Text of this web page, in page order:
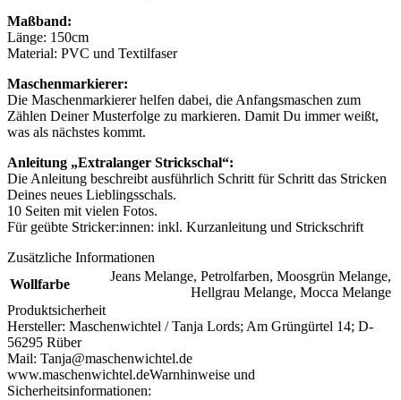
Maßband:
Länge: 150cm
Material: PVC und Textilfaser
Maschenmarkierer:
Die Maschenmarkierer helfen dabei, die Anfangsmaschen zum
Zählen Deiner Musterfolge zu markieren. Damit Du immer weißt,
was als nächstes kommt.
Anleitung „Extralanger Strickschal“:
Die Anleitung beschreibt ausführlich Schritt für Schritt das Stricken
Deines neues Lieblingsschals.
10 Seiten mit vielen Fotos.
Für geübte Stricker:innen: inkl. Kurzanleitung und Strickschrift
Zusätzliche Informationen
Wollfarbe
Jeans Melange, Petrolfarben, Moosgrün Melange,
Hellgrau Melange, Mocca Melange
Produktsicherheit
Hersteller: Maschenwichtel / Tanja Lords; Am Grüngürtel 14; D-
56295 Rüber
Mail: Tanja@maschenwichtel.de
www.maschenwichtel.deWarnhinweise und
Sicherheitsinformationen: